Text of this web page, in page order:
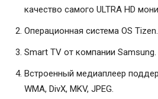
качество самого ULTRA HD
Операционная система OS Tizen.
Smart TV от компании Samsung.
Встроенный медиаплеер
WMA, DivX, MKV, JPEG.